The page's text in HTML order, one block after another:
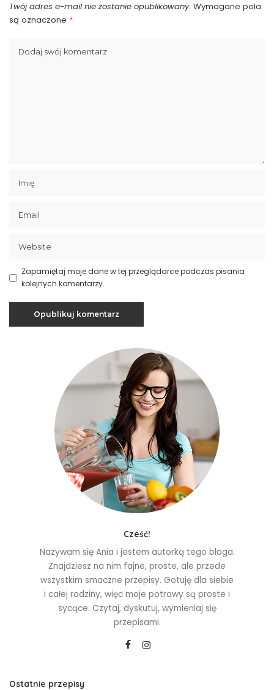
Twój adres e-mail nie zostanie opublikowany. Wymagane pola
są oznaczone *
Zapamiętaj moje dane w tej przeglądarce podczas pisania
kolejnych komentarzy.
Cześć!
Nazywam się Ania i jestem autorką tego bloga.
Znajdziesz na nim fajne, proste, ale przede
wszystkim smaczne przepisy. Gotuję dla siebie
i całej rodziny, więc moje potrawy są proste i
sycące. Czytaj, dyskutuj, wymieniaj się
przepisami.
Ostatnie przepisy